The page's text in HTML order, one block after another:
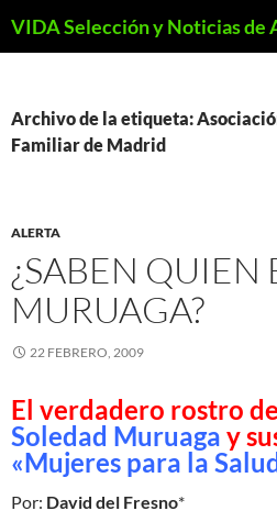
VIDA Selección y Noticias de
Archivo de la etiqueta:
Familiar de Madrid
ALERTA
¿SABEN QUIEN
MURUAGA?
22 FEBRERO, 2009
El verdadero rostro de
Soledad Muruaga y
«Mujeres para la
Por: David del Fresno*